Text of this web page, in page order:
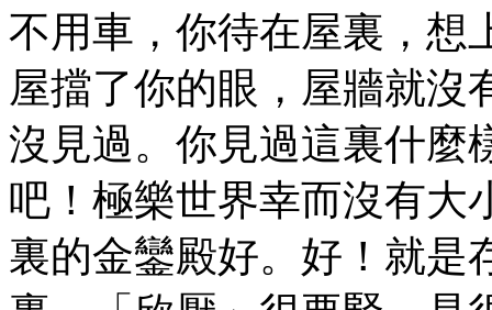
不用車，你待在屋裏，想
屋擋了你的眼，屋牆就沒
沒見過。你見過這裏什麼
吧！極樂世界幸而沒有大
裏的金鑾殿好。好！就是